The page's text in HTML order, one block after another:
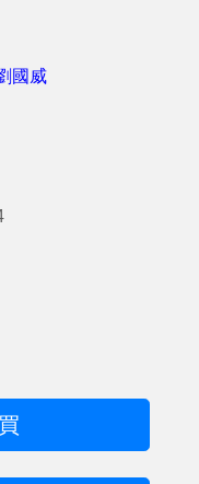
國威